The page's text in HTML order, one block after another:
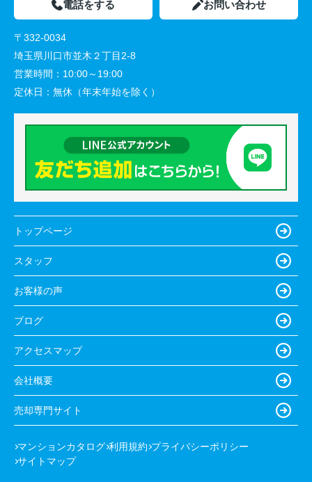
電話をする お問い合わせ
〒332-0034
埼玉県川口市並木２丁目2-8
営業時間： 10:00～19:00
定休日： 無休（年末年始を除く）
トップページ
スタッフ
お客様の声
ブログ
アクセスマップ
会社概要
売却専門サイト
マンションカタログ 利用規約 プライバシーポリシー
サイトマップ